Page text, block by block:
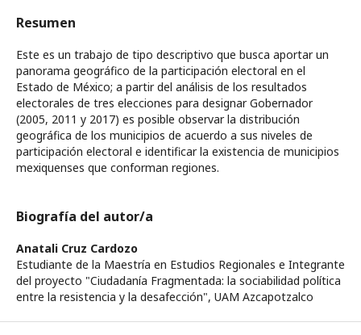
Resumen
Este es un trabajo de tipo descriptivo que busca aportar un
panorama geográfico de la participación electoral en el
Estado de México; a partir del análisis de los resultados
electorales de tres elecciones para designar Gobernador
(2005, 2011 y 2017) es posible observar la distribución
geográfica de los municipios de acuerdo a sus niveles de
participación electoral e identificar la existencia de municipios
mexiquenses que conforman regiones.
Biografía del autor/a
Anatali Cruz Cardozo
Estudiante de la Maestría en Estudios Regionales e Integrante
del proyecto "Ciudadanía Fragmentada: la sociabilidad política
entre la resistencia y la desafección", UAM Azcapotzalco